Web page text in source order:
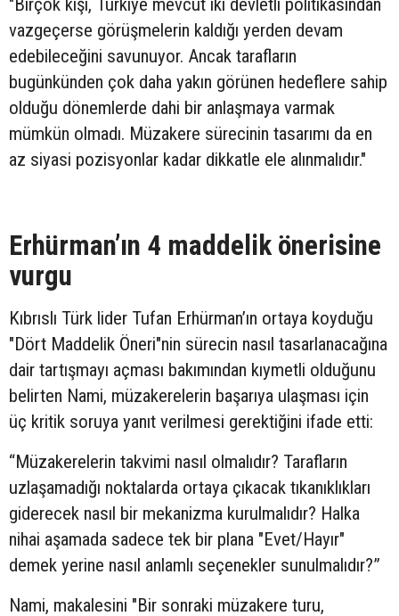
"Birçok kişi, Türkiye mevcut iki devletli politikasından
vazgeçerse görüşmelerin kaldığı yerden devam
edebileceğini savunuyor. Ancak tarafların
bugünkünden çok daha yakın görünen hedeflere sahip
olduğu dönemlerde dahi bir anlaşmaya varmak
mümkün olmadı. Müzakere sürecinin tasarımı da en
az siyasi pozisyonlar kadar dikkatle ele alınmalıdır."
Erhürman’ın 4 maddelik önerisine
vurgu
Kıbrıslı Türk lider Tufan Erhürman’ın ortaya koyduğu
"Dört Maddelik Öneri"nin sürecin nasıl tasarlanacağına
dair tartışmayı açması bakımından kıymetli olduğunu
belirten Nami, müzakerelerin başarıya ulaşması için
üç kritik soruya yanıt verilmesi gerektiğini ifade etti:
“Müzakerelerin takvimi nasıl olmalıdır? Tarafların
uzlaşamadığı noktalarda ortaya çıkacak tıkanıklıkları
giderecek nasıl bir mekanizma kurulmalıdır? Halka
nihai aşamada sadece tek bir plana "Evet/Hayır"
demek yerine nasıl anlamlı seçenekler sunulmalıdır?”
Nami, makalesini "Bir sonraki müzakere turu,